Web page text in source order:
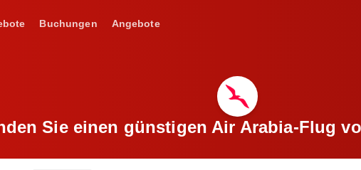
Buchungen Angebote
Sie einen günstigen Air Arabia-Flug